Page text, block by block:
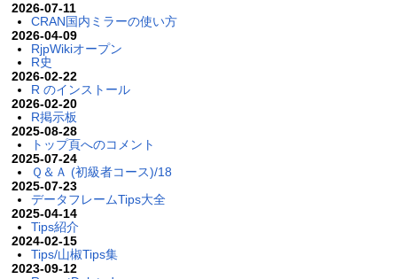
2026-07-11
CRAN国内ミラーの使い方
2026-04-09
RjpWikiオープン
R史
2026-02-22
R のインストール
2026-02-20
R掲示板
2025-08-28
トップ頁へのコメント
2025-07-24
Ｑ＆Ａ (初級者コース)/18
2025-07-23
データフレームTips大全
2025-04-14
Tips紹介
2024-02-15
Tips/山椒Tips集
2023-09-12